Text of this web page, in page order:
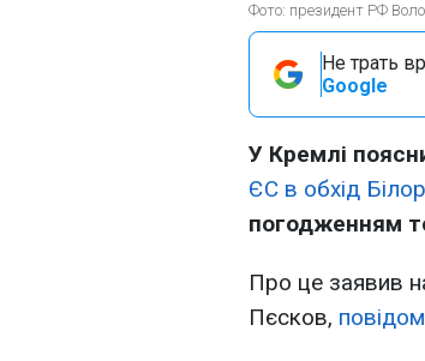
Фото: президент РФ
Не трать
Google
У Кремлі
ЄС в обхід
погодженням
Про це заявив
Пєсков,